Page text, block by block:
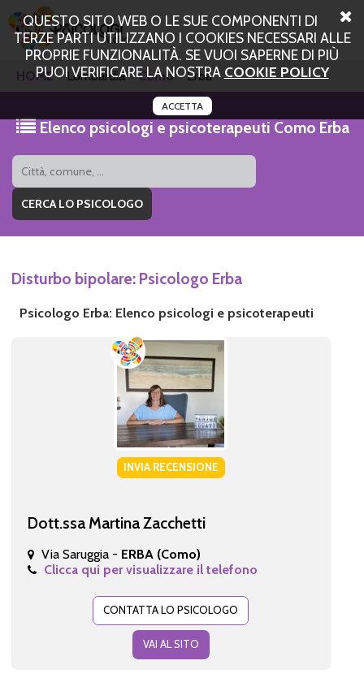
QUESTO SITO WEB O LE SUE COMPONENTI DI
TERZE PARTI UTILIZZANO I COOKIES NECESSARI ALLE
PROPRIE FUNZIONALITÀ. SE VUOI SAPERNE DI PIÙ
PUOI VERIFICARE LA NOSTRA COOKIE POLICY
ACCETTA
HOME Lombardia Como Erba
Elenco psicologi e psicoterapeuti Como Erba
Disturbo bipolare: Psicologo Erba
Psicologo Erba: Elenco psicologi e psicoterapeuti
INVIA RECENSIONE
Dott.ssa Martina Zacchetti
Via Saruggia - ERBA (Como)
Clicca qui per visualizzare il telefono
CONTATTA LO PSICOLOGO
VAI AL SITO